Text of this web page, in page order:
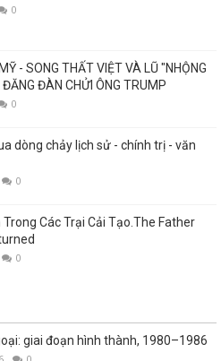
0
- SONG THẤT VIỆT VÀ LŨ "NHỘNG
ĐÀN CHỬI ÔNG TRUMP
0
dòng chảy lịch sử - chính trị - văn
0
Các Trại Cải Tạo.The Father
0
giai đoạn hình thành, 1980–1986